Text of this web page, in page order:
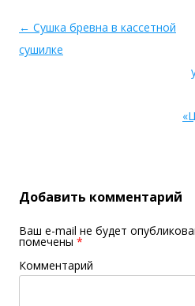
← Сушка бревна в кассетной
сушилке
Добавить комментарий
Ваш e-mail не будет
помечены *
Комментарий